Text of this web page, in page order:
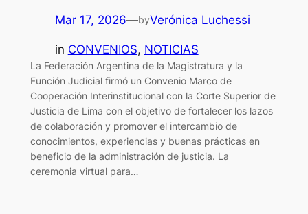
Mar 17, 2026—byVerónica Luchessi
in CONVENIOS, NOTICIAS
La Federación Argentina de la Magistratura y la
Función Judicial firmó un Convenio Marco de
Cooperación Interinstitucional con la Corte Superior de
Justicia de Lima con el objetivo de fortalecer los lazos
de colaboración y promover el intercambio de
conocimientos, experiencias y buenas prácticas en
beneficio de la administración de justicia. La
ceremonia virtual para…